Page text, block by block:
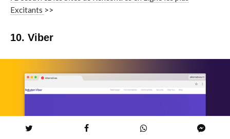
Excitants >>
10. Viber